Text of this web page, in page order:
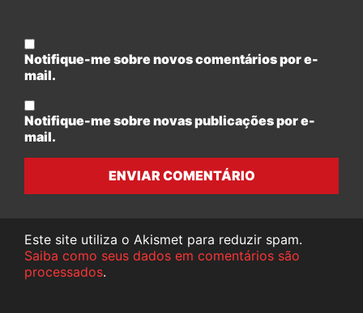
Notifique-me sobre novos comentários por e-
mail.
Notifique-me sobre novas publicações por e-
mail.
ENVIAR COMENTÁRIO
Este site utiliza o Akismet para reduzir spam.
Saiba como seus dados em comentários são
processados.